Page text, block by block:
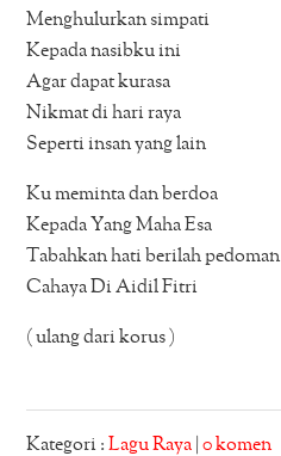
Menghulurkan simpati
Kepada nasibku ini
Agar dapat kurasa
Nikmat di hari raya
Seperti insan yang lain
Ku meminta dan berdoa
Kepada Yang Maha Esa
Tabahkan hati berilah pedoman
Cahaya Di Aidil Fitri
( ulang dari korus )
Kategori :Lagu Raya |0 komen